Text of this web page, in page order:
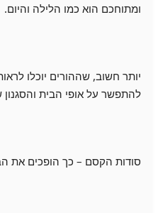
ומתוחכם הוא כמו הלילה והיום.
יותר חשוב, שההורים יוכלו
להתפשר על אופי הבית
סודות הקסם – כך הופכים את